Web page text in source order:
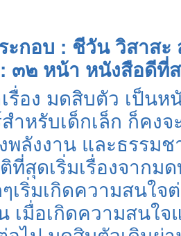
ะกอบ : ชีวัน วิสาสะ
๓๒ หน้า หนังสือดีที่
รื่อง มดสิบตัว เป็นห
ำหรับเด็กเล็ก ก็คงจ
พลังงาน และธรรม
ที่สุดเริ่มเรื่องจากม
เริ่มเกิดความสนใ
เมื่อเกิดความสนใจ